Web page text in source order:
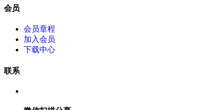
会员
会员章程
加入会员
下载中心
联系